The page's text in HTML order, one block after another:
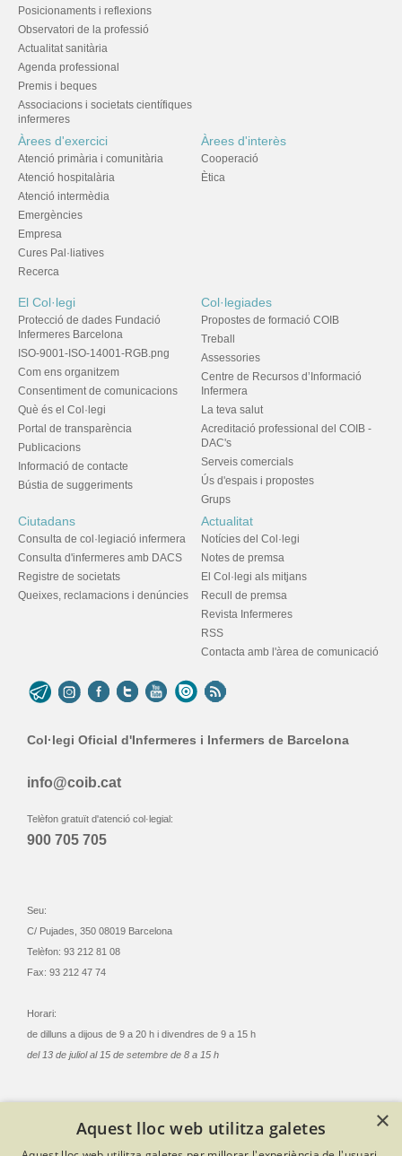
Posicionaments i reflexions
Observatori de la professió
Actualitat sanitària
Agenda professional
Premis i beques
Associacions i societats científiques
infermeres
Àrees d'exercici
Atenció primària i comunitària
Atenció hospitalària
Atenció intermèdia
Emergències
Empresa
Cures Pal·liatives
Recerca
Àrees d'interès
Cooperació
Ètica
El Col·legi
Protecció de dades Fundació
Infermeres Barcelona
ISO-9001-ISO-14001-RGB.png
Com ens organitzem
Consentiment de comunicacions
Què és el Col·legi
Portal de transparència
Publicacions
Informació de contacte
Bústia de suggeriments
Col·legiades
Propostes de formació COIB
Treball
Assessories
Centre de Recursos d’Informació
Infermera
La teva salut
Acreditació professional del COIB -
DAC's
Serveis comercials
Ús d'espais i propostes
Grups
Ciutadans
Consulta de col·legiació infermera
Consulta d'infermeres amb DACS
Registre de societats
Queixes, reclamacions i denúncies
Actualitat
Notícies del Col·legi
Notes de premsa
El Col·legi als mitjans
Recull de premsa
Revista Infermeres
RSS
Contacta amb l'àrea de comunicació
Col·legi Oficial d'Infermeres i Infermers de Barcelona
info@coib.cat
Telèfon gratuït d'atenció col·legial:
900 705 705
Seu:
C/ Pujades, 350 08019 Barcelona
Telèfon: 93 212 81 08
Fax: 93 212 47 74
Horari:
de dilluns a dijous de 9 a 20 h i divendres de 9 a 15 h
del 13 de juliol al 15 de setembre de 8 a 15 h
© Col·legi Oficial Infermeres i Infermers de Barcelona
×
Aquest lloc web utilitza galetes